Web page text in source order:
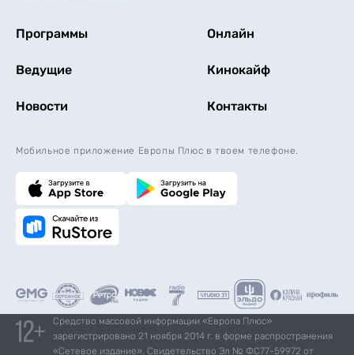
Программы Онлайн
Ведущие Кинокайф
Новости Контакты
Мобильное приложение Европы Плюс в твоем телефоне.
Средство массовой информации «Европа Плюс»
зарегистрировано 21 ноября 2014 г. в форме распространения
«Сетевое издание». Свидетельство Эл № ФС77-59972 от